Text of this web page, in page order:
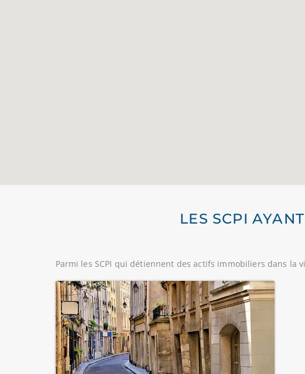
LES SCPI
Parmi les SCPI qui détiennent des actifs immobiliers dans la